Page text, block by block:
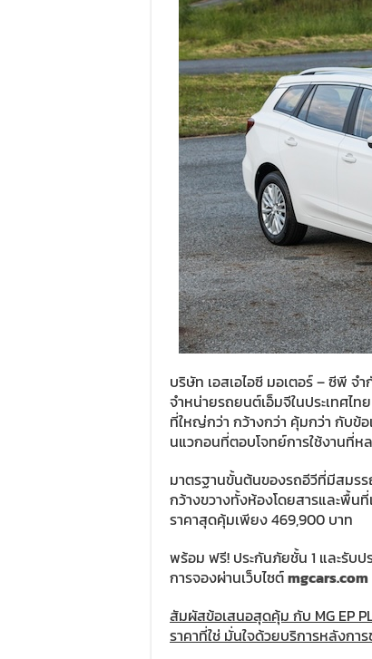
บริษัท เอสเอไอซี มอเตอร์ – ซีพี จ
จำหน่ายรถยนต์เอ็มจีในประเทศไ
ที่ใหญ่กว่า กว้างกว่า คุ้มกว่า กับข้
นแวกอนที่ตอบโจทย์การใช้งานที่ห
มาตรฐานขั้นต้นของรถอีวีที่มีสมร
กว้างขวางทั้งห้องโดยสารและพื้น
ราคาสุดคุ้มเพียง 469,900 บาท
พร้อม ฟรี! ประกันภัยชั้น 1 และรับป
การจองผ่านเว็บไซต์mgcars.com
สัมผัสข้อเสนอสุดคุ้ม กับ MG EP
ราคาที่ใช่ มั่นใจด้วยบริการหลังกา